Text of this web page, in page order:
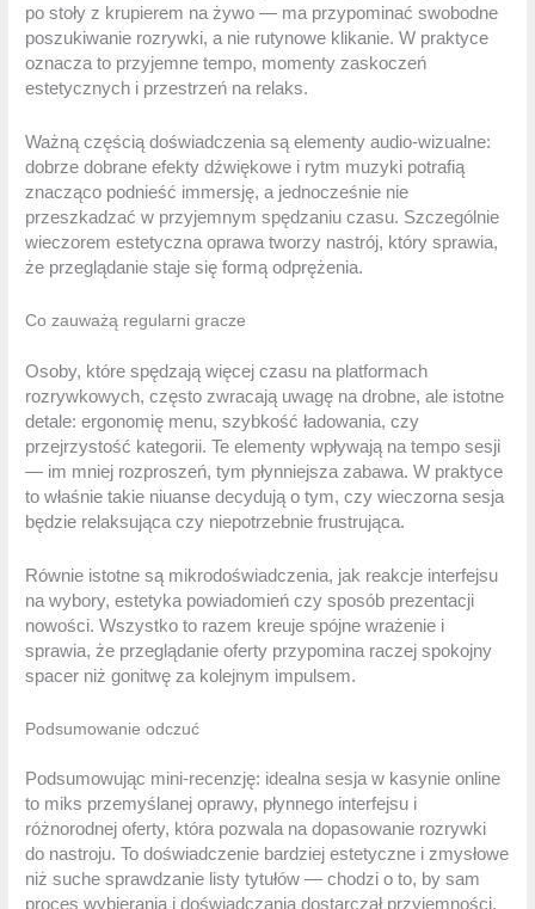
po stoły z krupierem na żywo — ma przypominać swobodne
poszukiwanie rozrywki, a nie rutynowe klikanie. W praktyce
oznacza to przyjemne tempo, momenty zaskoczeń
estetycznych i przestrzeń na relaks.
Ważną częścią doświadczenia są elementy audio-wizualne:
dobrze dobrane efekty dźwiękowe i rytm muzyki potrafią
znacząco podnieść immersję, a jednocześnie nie
przeszkadzać w przyjemnym spędzaniu czasu. Szczególnie
wieczorem estetyczna oprawa tworzy nastrój, który sprawia,
że przeglądanie staje się formą odprężenia.
Co zauważą regularni gracze
Osoby, które spędzają więcej czasu na platformach
rozrywkowych, często zwracają uwagę na drobne, ale istotne
detale: ergonomię menu, szybkość ładowania, czy
przejrzystość kategorii. Te elementy wpływają na tempo sesji
— im mniej rozproszeń, tym płynniejsza zabawa. W praktyce
to właśnie takie niuanse decydują o tym, czy wieczorna sesja
będzie relaksująca czy niepotrzebnie frustrująca.
Równie istotne są mikrodoświadczenia, jak reakcje interfejsu
na wybory, estetyka powiadomień czy sposób prezentacji
nowości. Wszystko to razem kreuje spójne wrażenie i
sprawia, że przeglądanie oferty przypomina raczej spokojny
spacer niż gonitwę za kolejnym impulsem.
Podsumowanie odczuć
Podsumowując mini-recenzję: idealna sesja w kasynie online
to miks przemyślanej oprawy, płynnego interfejsu i
różnorodnej oferty, która pozwala na dopasowanie rozrywki
do nastroju. To doświadczenie bardziej estetyczne i zmysłowe
niż suche sprawdzanie listy tytułów — chodzi o to, by sam
proces wybierania i doświadczania dostarczał przyjemności.